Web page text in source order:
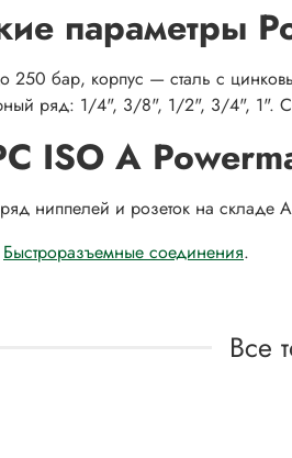
параметры
250 бар, корпус — сталь с
ряд: 1/4", 3/8", 1/2", 3/4", 1".
ISO A
ниппелей и розеток на складе
Быстроразъемные соединения.
Все